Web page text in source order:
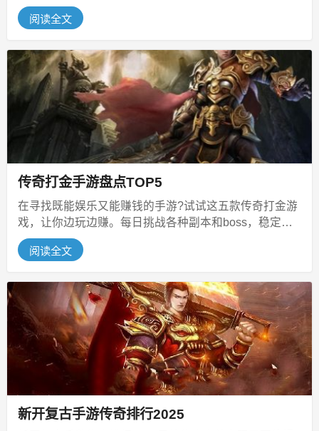
画面，超多精彩的游戏活动...
阅读全文
传奇打金手游盘点TOP5
在寻找既能娱乐又能赚钱的手游?试试这五款传奇打金游
戏，让你边玩边赚。每日挑战各种副本和boss，稳定收
益等你来拿。角色扮演、自由...
阅读全文
新开复古手游传奇排行2025